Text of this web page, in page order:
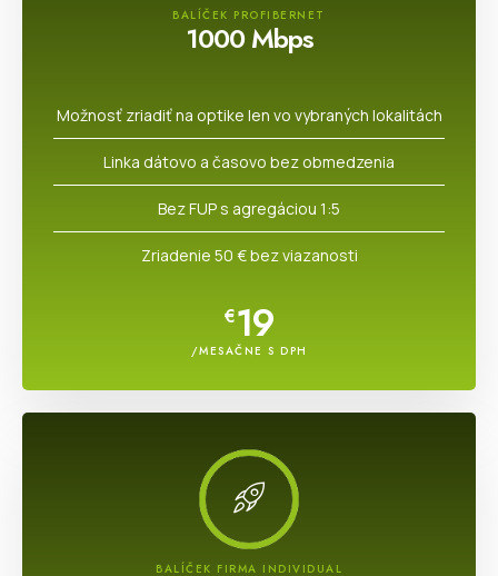
BALÍČEK PROFIBERNET
1000 Mbps
Možnosť zriadiť na optike len vo vybraných lokalitách
Linka dátovo a časovo bez obmedzenia​
Bez FUP s agregáciou 1:5
Zriadenie 50 € bez viazanosti
€19
/MESAČNE S DPH
BALÍČEK FIRMA INDIVIDUAL